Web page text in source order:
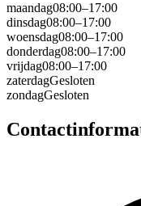
maandag08:00–17:00
dinsdag08:00–17:00
woensdag08:00–17:00
donderdag08:00–17:00
vrijdag08:00–17:00
zaterdagGesloten
zondagGesloten